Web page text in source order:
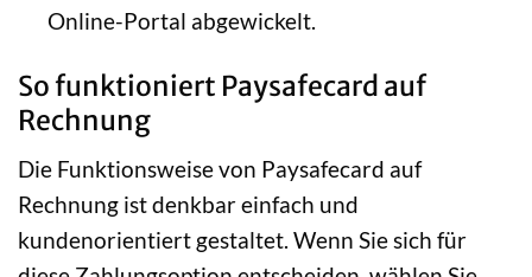
Online-Portal abgewickelt.
So funktioniert Paysafecard auf
Rechnung
Die Funktionsweise von Paysafecard auf
Rechnung ist denkbar einfach und
kundenorientiert gestaltet. Wenn Sie sich für